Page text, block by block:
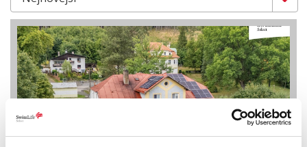
REFERENCE
SLUŽBY
KARIÉRA
FINANCOVÁNÍ / HYPOTÉKA